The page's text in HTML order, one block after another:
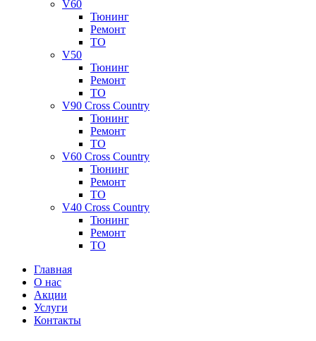
V60
Тюнинг
Ремонт
ТО
V50
Тюнинг
Ремонт
ТО
V90 Cross Country
Тюнинг
Ремонт
ТО
V60 Cross Country
Тюнинг
Ремонт
ТО
V40 Cross Country
Тюнинг
Ремонт
ТО
Главная
О нас
Акции
Услуги
Контакты